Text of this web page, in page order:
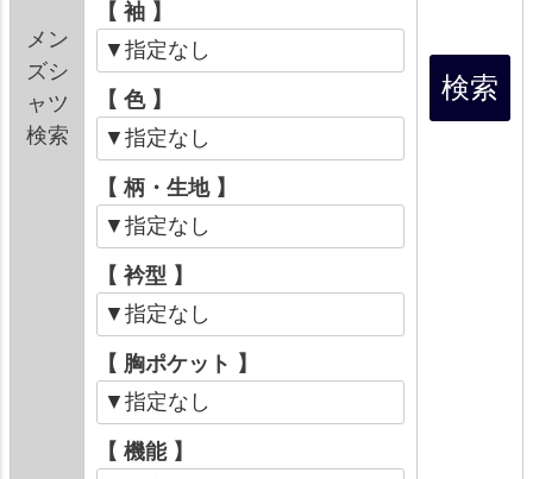
メン
ズシ
ャツ
検索
【 袖 】
【 色 】
【 柄・生地 】
【 衿型 】
【 胸ポケット 】
【 機能 】